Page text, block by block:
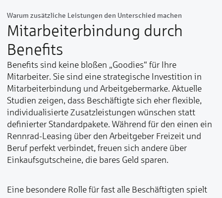
Warum zusätzliche Leistungen den Unterschied machen
Mitarbeiterbindung durch
Benefits
Benefits sind keine bloßen „Goodies“ für Ihre
Mitarbeiter. Sie sind eine strategische Investition in
Mitarbeiterbindung und Arbeitgebermarke. Aktuelle
Studien zeigen, dass Beschäftigte sich eher flexible,
individualisierte Zusatzleistungen wünschen statt
definierter Standardpakete. Während für den einen ein
Rennrad-Leasing über den Arbeitgeber Freizeit und
Beruf perfekt verbindet, freuen sich andere über
Einkaufsgutscheine, die bares Geld sparen.
Eine besondere Rolle für fast alle Beschäftigten spielt